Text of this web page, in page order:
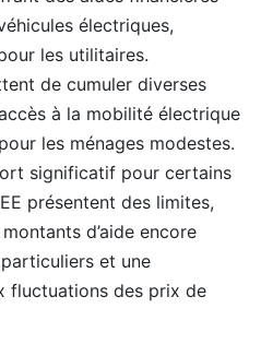
électriques,
les utilitaires.
de cumuler diverses
à la mobilité électrique
les ménages modestes.
significatif pour certains
présentent des limites,
d’aide encore
et une
fluctuations des prix de